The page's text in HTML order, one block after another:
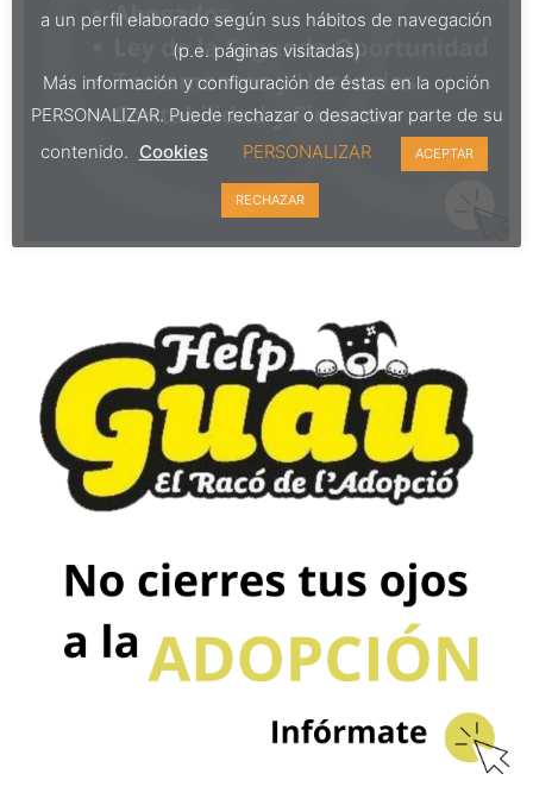
a un perfil elaborado según sus hábitos de navegación
(p.e. páginas visitadas)
Más información y configuración de éstas en la opción
PERSONALIZAR. Puede rechazar o desactivar parte de su
contenido. Cookies PERSONALIZAR ACEPTAR
RECHAZAR